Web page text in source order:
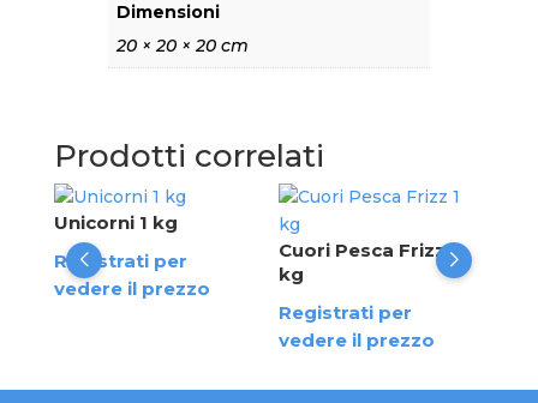
Dimensioni
20 × 20 × 20 cm
Prodotti correlati
Unicorni 1 kg
Registrati per
vedere il prezzo
Cuori Pesca Frizz 1
kg
Registrati per
vedere il prezzo